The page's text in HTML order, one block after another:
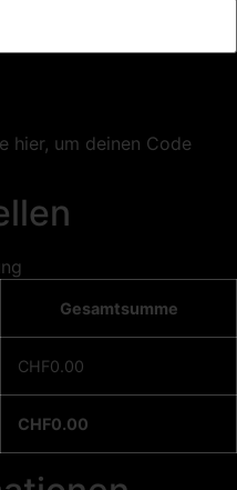
hier, um deinen Code
Gesamtsumme
CHF0.00
CHF0.00